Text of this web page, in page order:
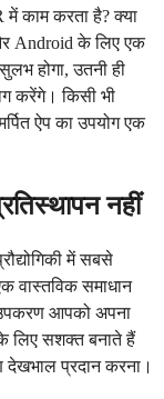
काम करता है? क्या
Android के लिए एक
होगा, उतनी ही
करेंगे। किसी भी
ऐप का उपयोग एक
नहीं
में सबसे
वास्तविक समाधान
आपको अपना
लिए सशक्त बनाते हैं
देखभाल प्रदान करना।